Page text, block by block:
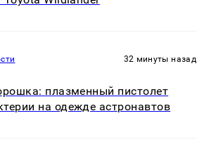
32 минуты назад
плазменный пистолет
на одежде астронавтов